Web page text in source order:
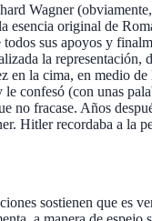
Wagner
original de
sus apoyos y
la representación,
la cima, en medio
confesó (con unas
no fracase. Años
Hitler recordaba a la
sostienen que es